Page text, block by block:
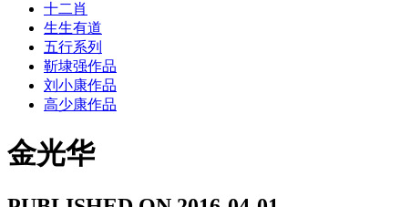
十二肖
生生有道
五行系列
靳埭强作品
刘小康作品
高少康作品
金光华